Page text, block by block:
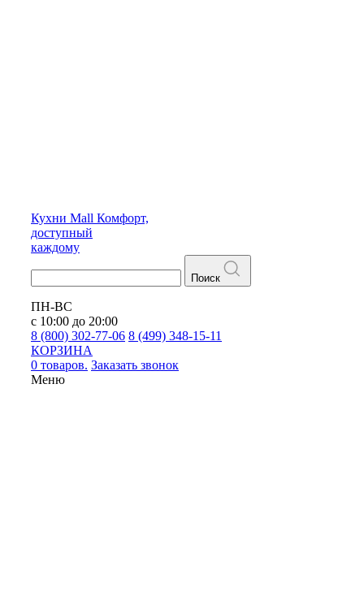
Кухни Mall Комфорт,
доступный
каждому
Поиск
ПН-ВС
с 10:00 до 20:00
8 (800) 302-77-06 8 (499) 348-15-11
КОРЗИНА
0 товаров. Заказать звонок
Меню